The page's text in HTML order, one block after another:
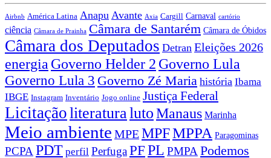
Airbnb América Latina Anapu Avante Axia Cargill Carnaval cartório
ciência Câmara de Prainha Câmara de Santarém Câmara de Óbidos
Câmara dos Deputados Detran Eleições 2026
energia Governo Helder 2 Governo Lula
Governo Lula 3 Governo Zé Maria história Ibama
IBGE Instagram Inventário Jogo online Justiça Federal
LicitaçãoliteraturalutoManaus Marinha
Meio ambiente MPEMPFMPPA Paragominas
PCPAPDT perfil PerfugaPFPL PMPAPodemos